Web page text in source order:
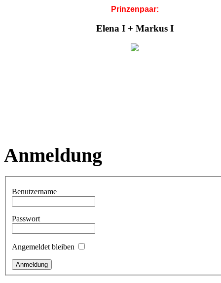
Prinzenpaar:
Elena I + Markus I
Anmeldung
Benutzername
Passwort
Angemeldet bleiben